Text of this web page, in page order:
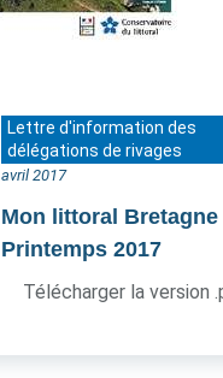
Lettre d'information des
délégations de rivages
avril 2017
Mon littoral Bretagne
Printemps 2017
Télécharger la version